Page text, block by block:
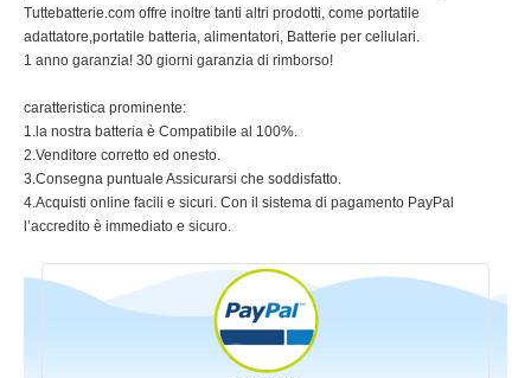
Tuttebatterie.com offre inoltre tanti altri prodotti, come portatile
adattatore,portatile batteria, alimentatori, Batterie per cellulari.
1 anno garanzia! 30 giorni garanzia di rimborso!
caratteristica prominente:
1.la nostra batteria è Compatibile al 100%.
2.Venditore corretto ed onesto.
3.Consegna puntuale Assicurarsi che soddisfatto.
4.Acquisti online facili e sicuri. Con il sistema di pagamento PayPal
l’accredito è immediato e sicuro.